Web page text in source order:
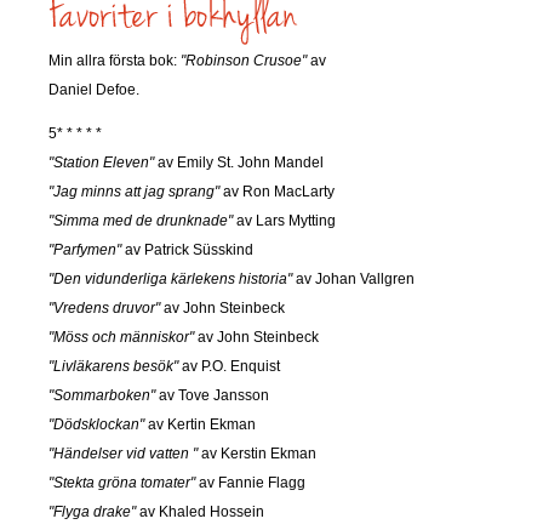
Min allra första bok: "Robinson Crusoe"av
Daniel Defoe.
5* * * * *
"Station Eleven"av Emily St. John Mandel
"Jag minns att jag sprang"av Ron MacLarty
"Simma med de drunknade"av Lars Mytting
"Parfymen"av Patrick Süsskind
"Den vidunderliga kärlekens historia"av Johan Vallgren
"Vredens druvor"av John Steinbeck
"Möss och människor"av John Steinbeck
"Livläkarens besök"av P.O. Enquist
"Sommarboken"av Tove Jansson
"Dödsklockan"av Kertin Ekman
"Händelser vid vatten "av Kerstin Ekman
"Stekta gröna tomater"av Fannie Flagg
"Flyga drake"av Khaled Hossein